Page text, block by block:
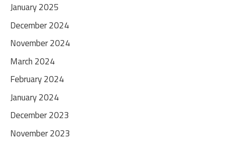
January 2025
December 2024
November 2024
March 2024
February 2024
January 2024
December 2023
November 2023